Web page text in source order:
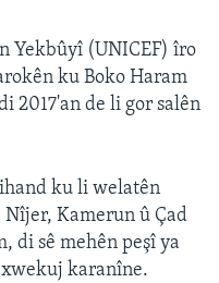
Yekbûyî (UNICEF) îro
ku Boko Haram
2017'an de li gor salên
ku li welatên
Kamerun û Çad
di sê mehên peşî ya
xwekuj karanîne.